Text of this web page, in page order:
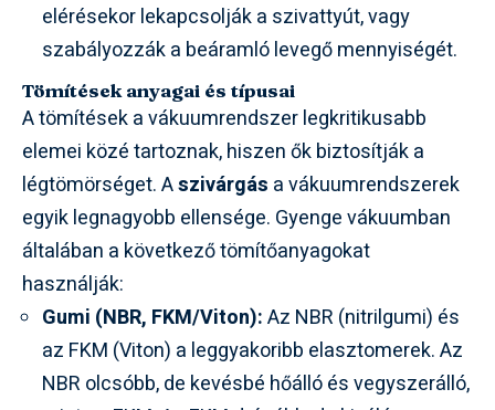
elérésekor lekapcsolják a szivattyút, vagy
szabályozzák a beáramló levegő mennyiségét.
Tömítések anyagai és típusai
A tömítések a vákuumrendszer legkritikusabb
elemei közé tartoznak, hiszen ők biztosítják a
légtömörséget. Aszivárgás a vákuumrendszerek
egyik legnagyobb ellensége. Gyenge vákuumban
általában a következő tömítőanyagokat
használják:
Gumi (NBR, FKM/Viton):Az NBR (nitrilgumi) és
az FKM (Viton) a leggyakoribb elasztomerek. Az
NBR olcsóbb, de kevésbé hőálló és vegyszerálló,